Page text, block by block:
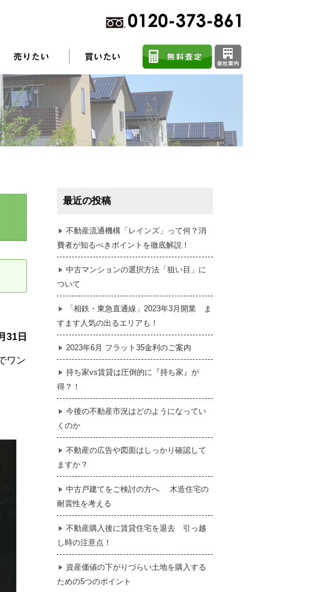
不動産売却に関するよくある質問
任意売却
売買契約のご締結
くある質問
する豊かな暮らし はじめての物件探し
31日
ワン
最近の投稿
不動産流通機構「レインズ」って何？消
費者が知るべきポイントを徹底解説！
中古マンションの選択方法「狙い目」に
ついて
「相鉄・東急直通線」2023年3月開業 ま
すます人気の出るエリアも！
2023年6月 フラット35金利のご案内
持ち家vs賃貸は圧倒的に『持ち家』が
得？！
今後の不動産市況はどのようになってい
くのか
不動産の広告や図面はしっかり確認して
ますか？
中古戸建てをご検討の方へ 木造住宅の
耐震性を考える
不動産購入後に賃貸住宅を退去 引っ越
し時の注意点！
資産価値の下がりづらい土地を購入する
ための5つのポイント